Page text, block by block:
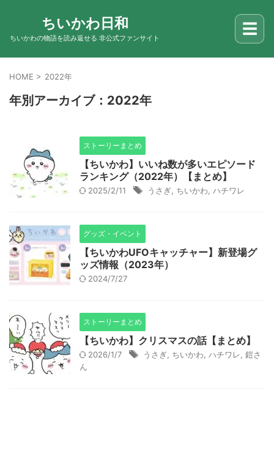
ちいかわ日和
ちいかわの物語を読み返せる 非公式ファンサイト ☰
HOME > 2022年
年別アーカイブ：2022年
ストーリーまとめ
【ちいかわ】いいね数が多いエピソード
ランキング（2022年）【まとめ】
2025/2/11 うさぎ ちいかわ ハチワレ
グッズ・イベント
【ちいかわUFOキャッチャー】新登場グ
ッズ情報（2023年）
2024/7/27
ストーリーまとめ
【ちいかわ】クリスマスの話【まとめ】
2026/1/7 うさぎ ちいかわ ハチワレ 鎧さ
ん